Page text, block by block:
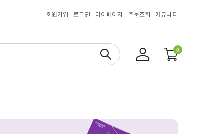
회원가입 로그인 마이페이지 주문조회 커뮤니티
0